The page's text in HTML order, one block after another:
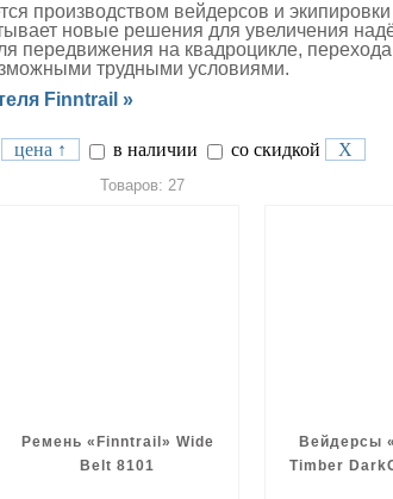
производством вейдерсов и
новые решения для увеличения
передвижения на квадроцикле,
трудными условиями.
Finntrail »
цена ↑ в наличии со скидкой X
Товаров: 27
Ремень «Finntrail» Wide
Belt 8101
Вейдерсы
Timber